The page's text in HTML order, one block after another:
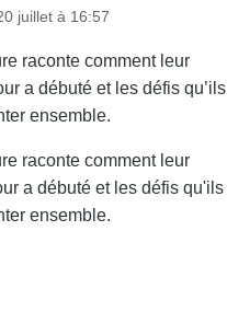
juillet à 16:57
raconte comment leur
a débuté et les défis qu’ils
ensemble.
raconte comment leur
a débuté et les défis qu'ils
ensemble.